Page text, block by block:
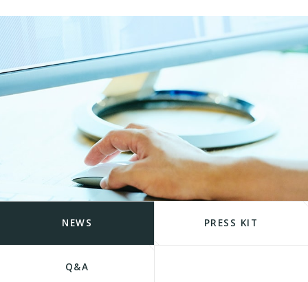
NEWS PRESS KIT
Q&A